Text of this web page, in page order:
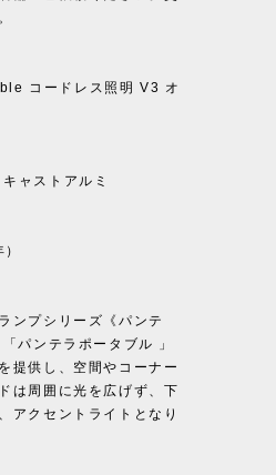
コードレス照明 V3 オ
ャストアルミ
ンプシリーズ《パンテ
パンテラポータブル 」
提供し、空間やコーナー
は周囲に光を広げず、下
アクセントライトとなり